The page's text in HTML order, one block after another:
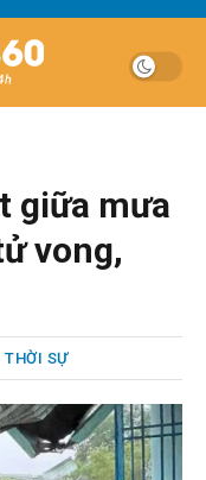
giữa mưa
vong,
THỜI SỰ